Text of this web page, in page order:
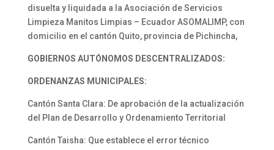
disuelta y liquidada a la Asociación de Servicios
Limpieza Manitos Limpias – Ecuador ASOMALIMP, con
domicilio en el cantón Quito, provincia de Pichincha,
GOBIERNOS AUTÓNOMOS DESCENTRALIZADOS:
ORDENANZAS MUNICIPALES:
Cantón Santa Clara: De aprobación de la actualización
del Plan de Desarrollo y Ordenamiento Territorial
Cantón Taisha: Que establece el error técnico